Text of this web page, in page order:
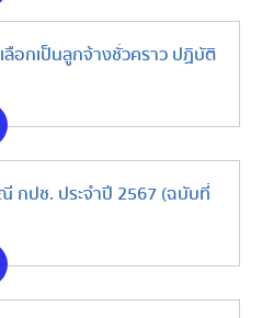
อกเป็นลูกจ้างชั่วคราว ปฏิบัติ
กปช. ประจำปี 2567 (ฉบับที่